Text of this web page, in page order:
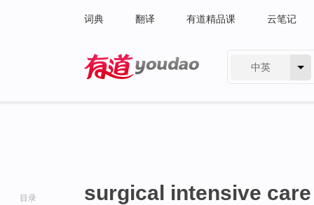
词典 翻译 有道精品课 云笔记
中英
目录 surgical intensive